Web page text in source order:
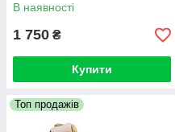
В наявності
1 750 ₴
Купити
Топ продажів